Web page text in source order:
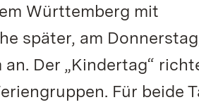
Württemberg mit
später, am
Der „Kindertag“
Für beide